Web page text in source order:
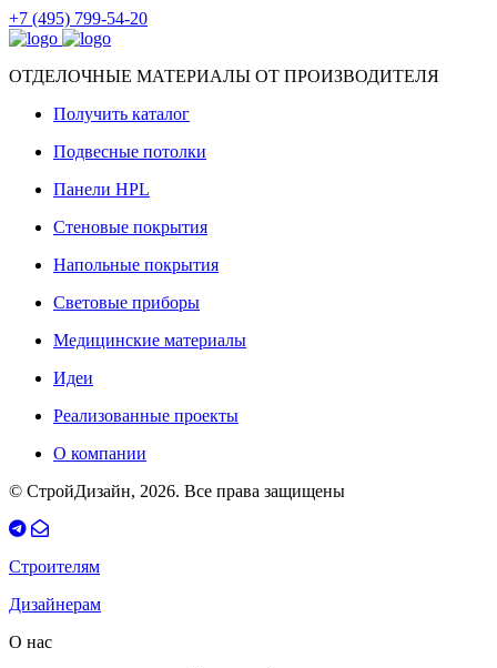
+7 (495) 799-54-20
ОТДЕЛОЧНЫЕ МАТЕРИАЛЫ ОТ ПРОИЗВОДИТЕЛЯ
Получить каталог
Подвесные потолки
Панели HPL
Стеновые покрытия
Напольные покрытия
Световые приборы
Медицинские материалы
Идеи
Реализованные проекты
О компании
© СтройДизайн, 2026. Все права защищены
Строителям
Дизайнерам
О нас